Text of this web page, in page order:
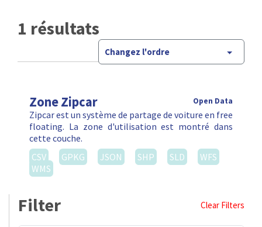
1 résultats
Changez l'ordre
Zone Zipcar Open Data
Zipcar est un système de partage de voiture en free
floating. La zone d'utilisation est montré dans
cette couche.
CSV
GPKG JSON SHP SLD
WFS
WMS
Filter Clear Filters